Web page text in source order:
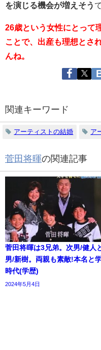
を演じる機会が増えそう
26歳という女性にとって
ことで、出産も理想とさ
んね。
関連キーワード
アーティストの結婚 ア
菅田将暉の関連記事
菅田将暉は3兄弟。次男/健人
男/新樹。両親も素敵!本名と
時代(学歴)
2024年5月4日